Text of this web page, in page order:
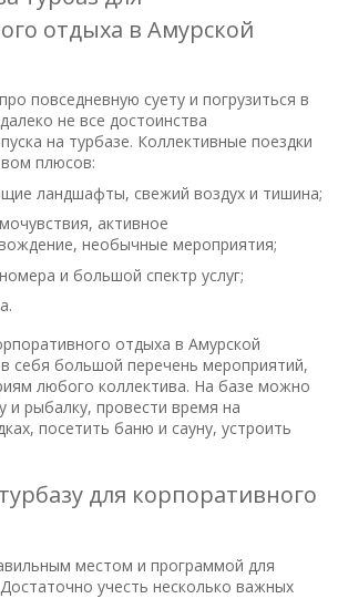
отдыха в Амурской
повседневную суету и погрузиться в
не все достоинства
на турбазе. Коллективные поездки
плюсов:
ландшафты, свежий воздух и тишина;
активное
необычные мероприятия;
и большой спектр услуг;
отдыха в Амурской
себя большой перечень мероприятий,
любого коллектива. На базе можно
и рыбалку, провести время на
посетить баню и сауну, устроить
для корпоративного
местом и программой для
учесть несколько важных